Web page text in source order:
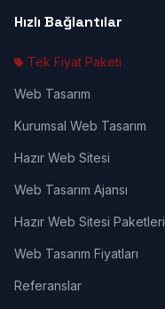
Hızlı Bağlantılar
Tek Fiyat Paketi
Web Tasarım
Kurumsal Web Tasarım
Hazır Web Sitesi
Web Tasarım Ajansı
Hazır Web Sitesi Paketleri
Web Tasarım Fiyatları
Referanslar